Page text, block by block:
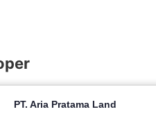
PT. Aria Pratama Land